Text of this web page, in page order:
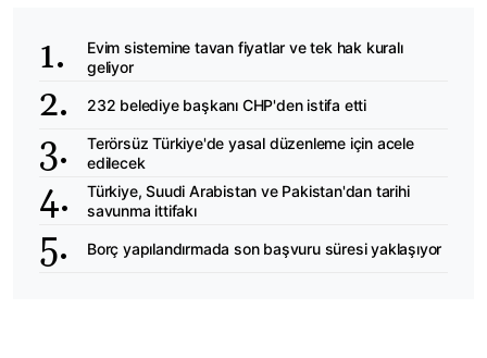
Evim sistemine tavan fiyatlar ve tek hak kuralı
geliyor
232 belediye başkanı CHP'den istifa etti
Terörsüz Türkiye'de yasal düzenleme için acele
edilecek
Türkiye, Suudi Arabistan ve Pakistan'dan tarihi
savunma ittifakı
Borç yapılandırmada son başvuru süresi yaklaşıyor